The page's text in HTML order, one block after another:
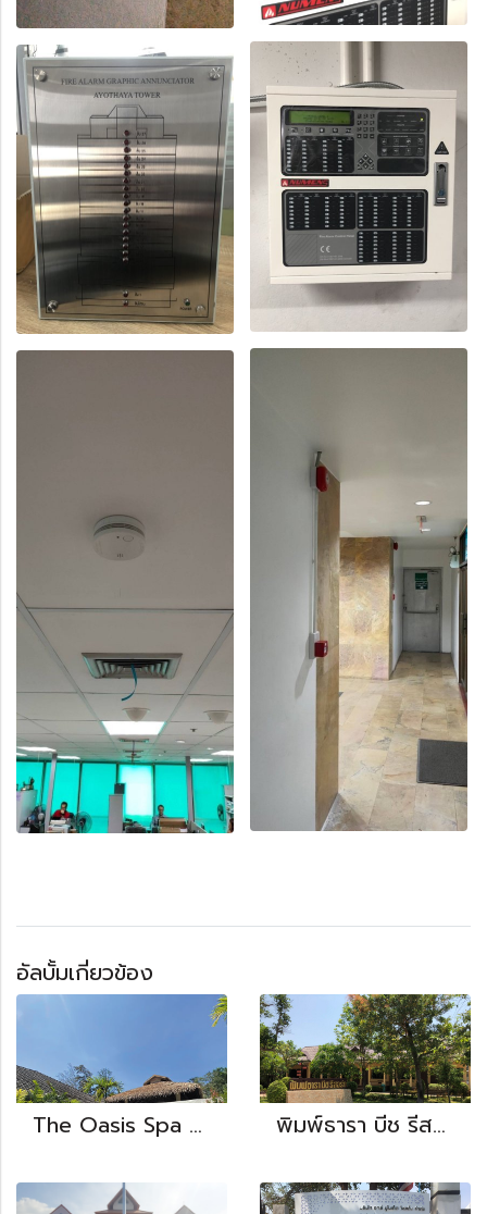
อัลบั้มเกี่ยวข้อง
The Oasis Spa Phuket พิมพ์ธารา บีช รีสอร์ท